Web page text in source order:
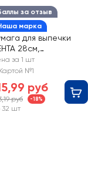
за отзыв
марка
для выпечки
28см,
за 1 шт
№1
руб
руб -18%
32 шт